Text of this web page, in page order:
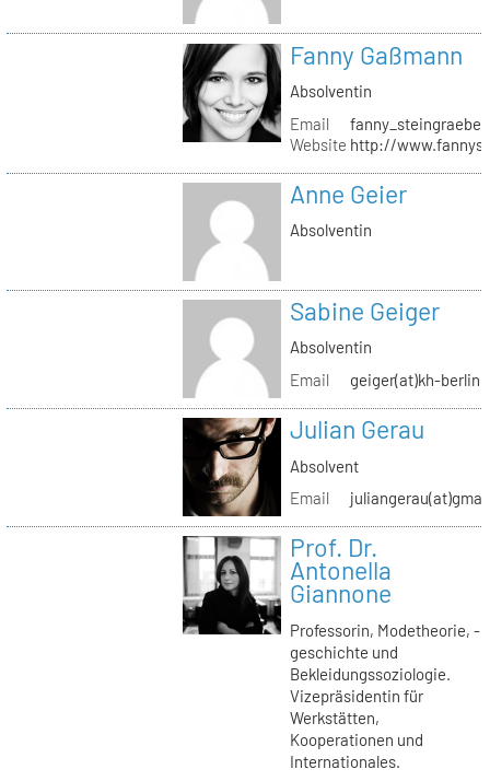
Fanny Gaßmann
Absolventin
Email
Website http://
Anne Geier
Absolventin
Sabine Geiger
Absolventin
Email
geiger(at)kh-
Julian Gerau
Absolvent
Email
Prof. Dr.
Antonella
Giannone
Professorin, Modetheorie, -
geschichte und
Bekleidungssoziologie.
Vizepräsidentin für
Werkstätten,
Kooperationen und
Internationales.